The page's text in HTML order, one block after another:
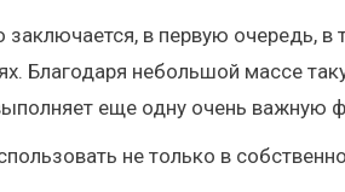
заключается, в первую очередь,
Благодаря небольшой массе
еще одну очень важную
не только в